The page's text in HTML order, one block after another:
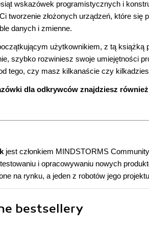
wskazówek programistycznych i
tworzenie złożonych urządzeń, które
danych i zmienne.
użytkownikiem, z tą
szybko rozwiniesz swoje umiejętności
tego, czy masz kilkanaście czy
dla odkrywców znajdziesz
jest członkiem MINDSTORMS
i opracowywaniu nowych
na rynku, a jeden z robotów jego
bestsellery